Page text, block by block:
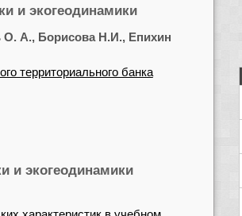
и экогеодинамики
О. А., Борисова Н.И., Епихин
территориального банка
и экогеодинамики